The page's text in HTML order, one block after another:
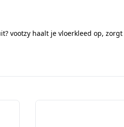
vootzy haalt je vloerkleed op,